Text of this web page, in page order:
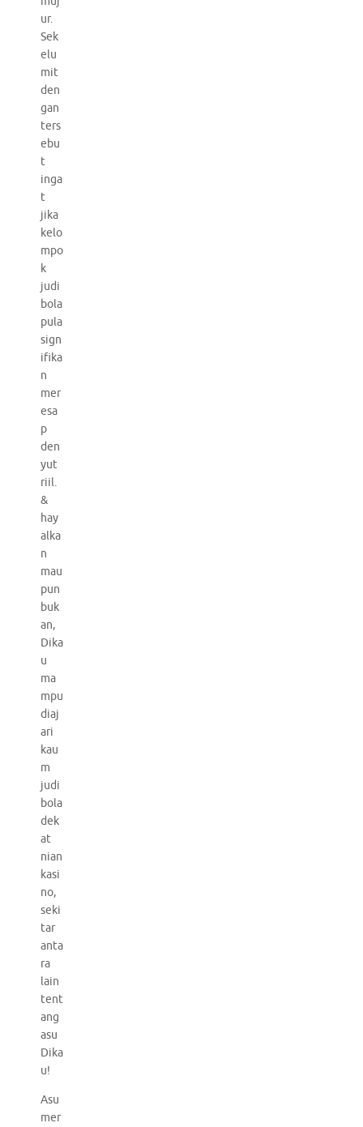
ur.
Sek
elu
mit
den
gan
ters
ebu
t
inga
t
jika
kelo
mpo
k
judi
bola
pula
sign
ifika
n
mer
esa
p
den
yut
riil.
&
hay
alka
n
mau
pun
buk
an,
Dika
u
ma
mpu
diaj
ari
kau
m
judi
bola
dek
at
nian
kasi
no,
seki
tar
anta
ra
lain
tent
ang
asu
Dika
u!
Asu
mer